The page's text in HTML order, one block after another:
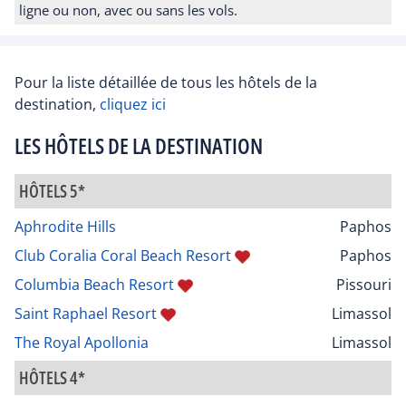
ligne ou non, avec ou sans les vols.
Pour la liste détaillée de tous les hôtels de la
destination, cliquez ici
LES HÔTELS DE LA DESTINATION
HÔTELS 5*
Aphrodite Hills
Paphos
Club Coralia Coral Beach Resort
Paphos
Columbia Beach Resort
Pissouri
Saint Raphael Resort
Limassol
The Royal Apollonia
Limassol
HÔTELS 4*